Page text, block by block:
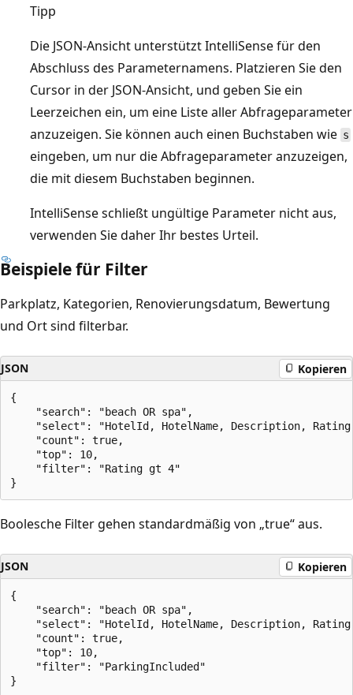
Tipp
Die JSON-Ansicht unterstützt IntelliSense für den
Abschluss des Parameternamens. Platzieren Sie den
Cursor in der JSON-Ansicht, und geben Sie ein
Leerzeichen ein, um eine Liste aller Abfrageparameter
anzuzeigen. Sie können auch einen Buchstaben wie s
eingeben, um nur die Abfrageparameter anzuzeigen,
die mit diesem Buchstaben beginnen.
IntelliSense schließt ungültige Parameter nicht aus,
verwenden Sie daher Ihr bestes Urteil.
Beispiele für Filter
Parkplatz, Kategorien, Renovierungsdatum, Bewertung
und Ort sind filterbar.
JSON Kopieren
{
    "search": "beach OR spa",
"select": "HotelId, HotelName, Description,
    "count": true,
    "top": 10,
    "filter": "Rating gt 4"
Boolesche Filter gehen standardmäßig von „true“ aus.
JSON Kopieren
{
    "search": "beach OR spa",
"select": "HotelId, HotelName, Description,
    "count": true,
    "top": 10,
    "filter": "ParkingIncluded"